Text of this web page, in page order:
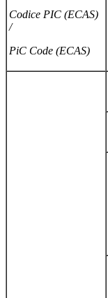
Codice PIC (ECAS)
/
PiC Code (ECAS)